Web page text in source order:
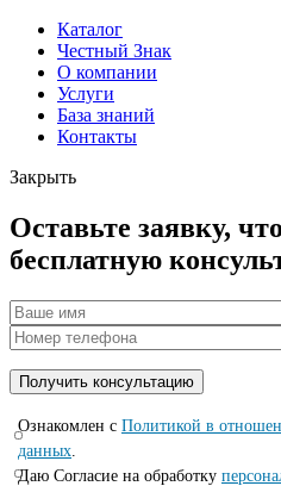
Каталог
Честный Знак
О компании
Услуги
База знаний
Контакты
Закрыть
Оставьте заявку,
бесплатную
Ознакомлен с Политикой в
данных
Даю Согласие на обработку